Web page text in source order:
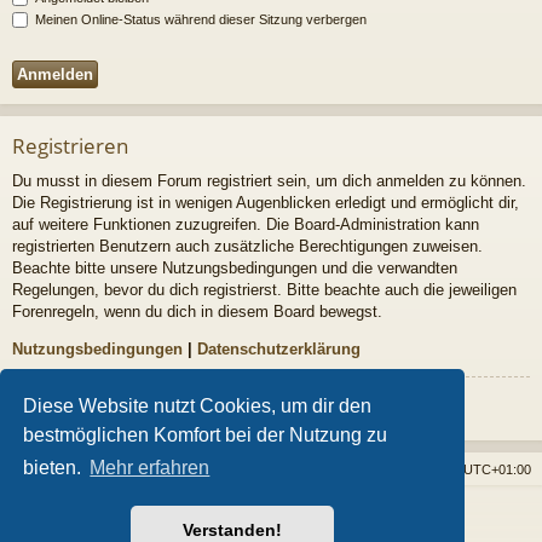
Diese Website nutzt Cookies, um dir den
bestmöglichen Komfort bei der Nutzung zu
bieten. Mehr erfahren
Verstanden!
Meinen Online-Status während dieser Sitzung verbergen
Registrieren
Du musst in diesem Forum registriert sein, um dich anmelden zu können.
Die Registrierung ist in wenigen Augenblicken erledigt und ermöglicht dir,
auf weitere Funktionen zuzugreifen. Die Board-Administration kann
registrierten Benutzern auch zusätzliche Berechtigungen zuweisen.
Beachte bitte unsere Nutzungsbedingungen und die verwandten
Regelungen, bevor du dich registrierst. Bitte beachte auch die jeweiligen
Forenregeln, wenn du dich in diesem Board bewegst.
Nutzungsbedingungen | Datenschutzerklärung
Registrieren
Foren-Übersicht UTC+01:00
Powered byphpBB® Forum Software © phpBB Limited
Style vonArty- phpBB 3.3 von MrGaby